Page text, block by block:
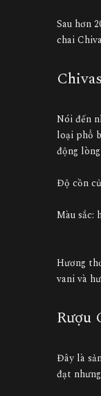
Sau hơn
chai
Nói đến
loại phổ
động
Độ cồn
Màu sắc:
Hương
vani và
Rượu
Đây là
đạt